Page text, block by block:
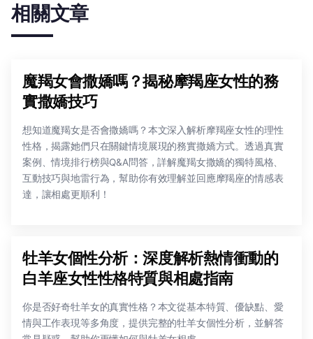
相關文章
魔羯女會撒嬌嗎？揭秘摩羯座女性的務
實撒嬌技巧
想知道魔羯女是否會撒嬌嗎？本文深入解析摩羯座女性的理性
性格，揭露她們只在關鍵情境展現的務實撒嬌方式。透過真實
案例、情境排行榜與Q&A問答，詳解魔羯女撒嬌的獨特風格、
互動技巧與地雷行為，幫助你有效理解並回應摩羯座的情感表
達，讓相處更順利！
牡羊女個性分析：深度解析熱情衝動的
白羊座女性性格特質與相處指南
你是否好奇牡羊女的真實性格？本文從基本特質、優缺點、愛
情與工作表現等多角度，提供完整的牡羊女個性分析，並解答